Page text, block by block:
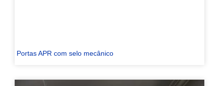
Portas APR com selo mecânico